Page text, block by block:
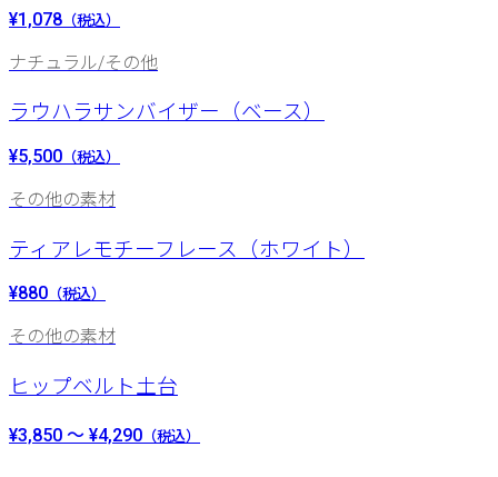
¥1,078 （税込）
ナチュラル/その他
ラウハラサンバイザー（ベース）
¥5,500 （税込）
その他の素材
ティアレモチーフレース（ホワイト）
¥880 （税込）
その他の素材
ヒップベルト土台
¥3,850 ～ ¥4,290 （税込）